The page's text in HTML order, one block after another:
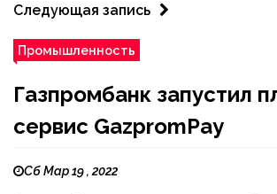
Следующая запись
Промышленность
Газпромбанк запустил
сервис GazpromPay
Сб Мар 19 , 2022